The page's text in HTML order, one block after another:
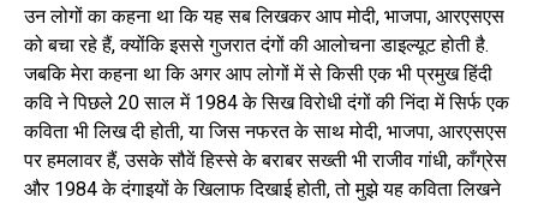
उन लोगों का कहना था कि यह सब लिखकर आप मोदी, भाजपा, आरएसएस
को बचा रहे हैं, क्योंकि इससे गुजरात दंगों की आलोचना डाइल्यूट होती है.
जबकि मेरा कहना था कि अगर आप लोगों में से किसी एक भी प्रमुख हिंदी
कवि ने पिछले 20 साल में 1984 के सिख विरोधी दंगों की निंदा में सिर्फ एक
कविता भी लिख दी होती, या जिस नफरत के साथ मोदी, भाजपा, आरएसएस
पर हमलावर हैं, उसके सौवें हिस्से के बराबर सख्ती भी राजीव गांधी, काँग्रेस
और 1984 के दंगाइयों के खिलाफ दिखाई होती, तो मुझे यह कविता लिखने